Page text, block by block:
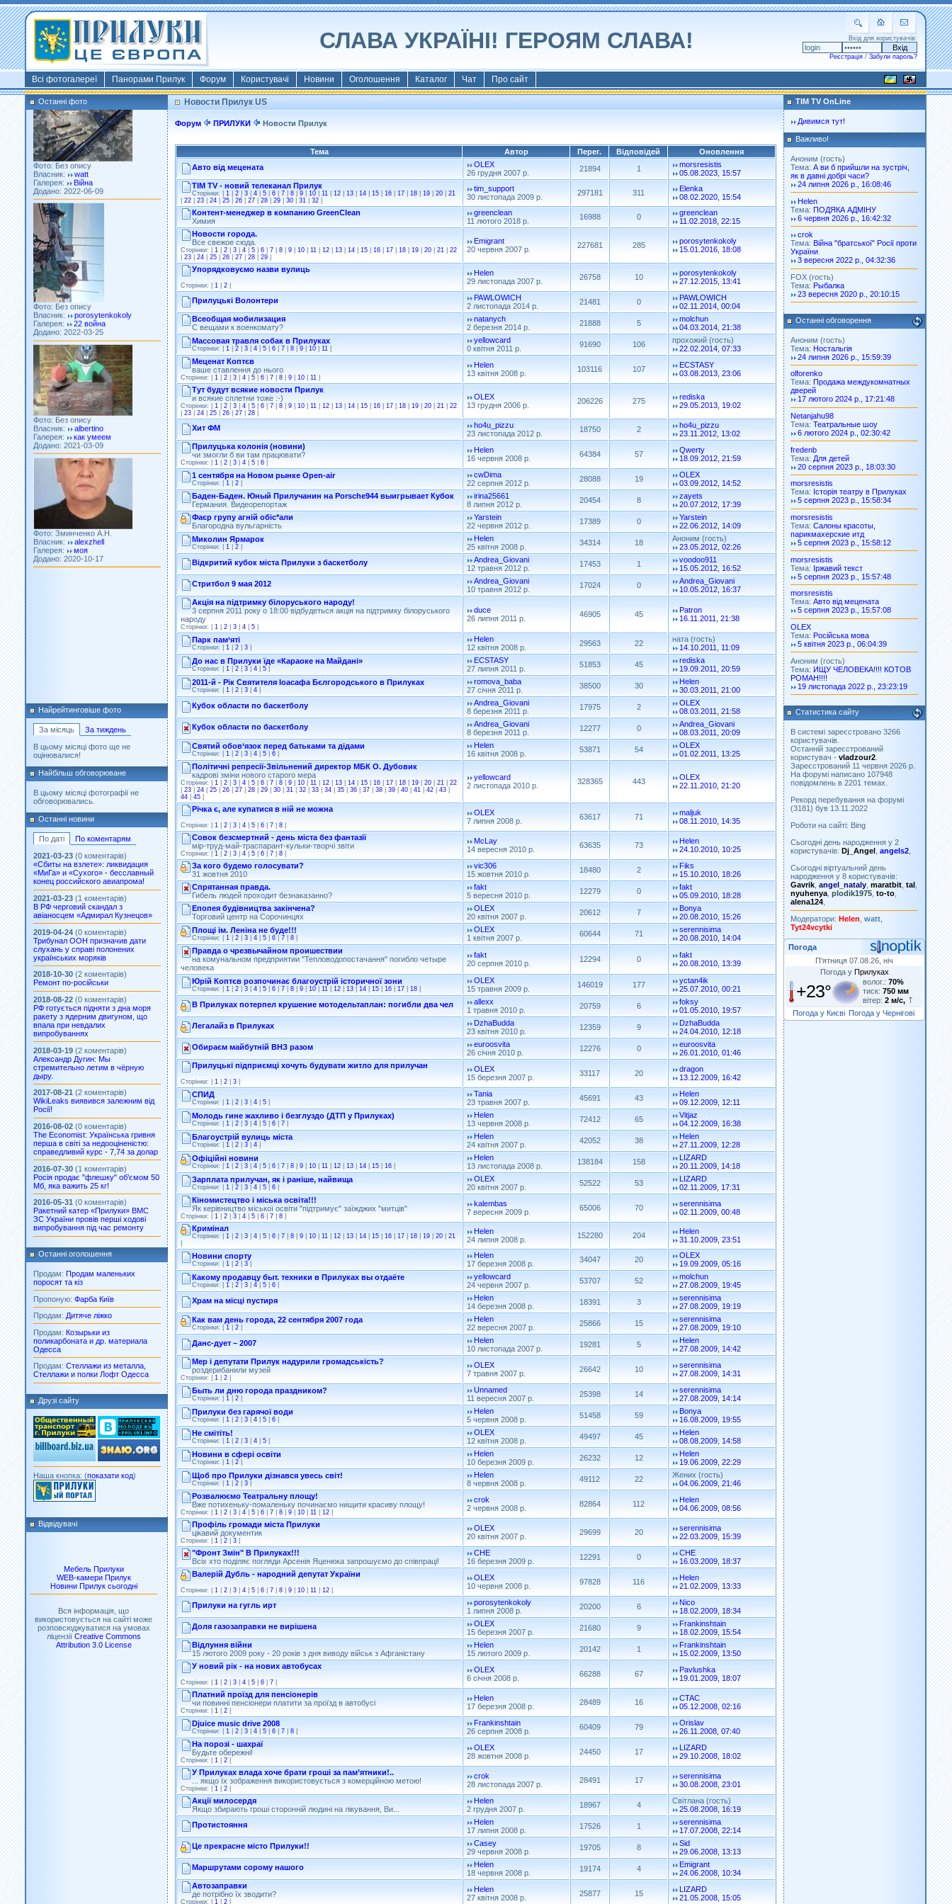
СЛАВА УКРАЇНІ! ГЕРОЯМ СЛАВА! Вхід для користувачів:
Реєстрація / Забули пароль?
Всі фотогалереї Панорами Прилук Форум Користувачі Новини Оголошення Каталог Чат Про сайт
Останні фото
Фото: Київ 2022
Власник:
morsresistis
Галерея:
Templates
Додано: 2022-11-13
Фото: Без опису
Власник:
watt
Галерея:
Війна
Додано: 2022-06-09
Фото: Без опису
Власник:
Галерея:
22 война
Додано: 2022-03-25
Фото: Без опису
Власник:
albertino
Галерея:
как умеем
Додано: 2021-03-09
Фото: Зминченко А.Н.
alexzhell
Галерея:
моя
Додано: 2020-10-17
Найрейтинговіше фото
За місяць
За тиждень
В цьому місяці фото ще не
оцінювалися!
Найбільш обговорюване
В цьому місяці фотографії не
обговорювались.
Останні новини
По даті
По коментарям
2021-03-23 (0 коментарів)
«Сбиты на взлете»: ликвидация
«МиГа» и «Сухого» - бесславный
конец российского авиапрома!
2021-03-23 (1 коментарів)
В РФ черговий скандал з
авіаносцем «Адмирал Кузнецов»
2019-04-24 (0 коментарів)
Трибунал ООН призначив дати
слухань у справі полонених
українських моряків
2018-10-30 (2 коментарів)
Ремонт по-російськи
2018-08-22 (0 коментарів)
РФ готується підняти з дна моря
ракету з ядерним двигуном, що
впала при невдалих
випробуваннях
2018-03-19 (2 коментарів)
Александр Дугин: Мы
стремительно летим в чёрную
дыру.
2017-08-21 (2 коментарів)
WikiLeaks виявився залежним від
Росії!
2016-08-02 (0 коментарів)
The Economist: Українська гривня
перша в світі за недооціненістю:
справедливий курс - 7,74 за долар
2016-07-30 (1 коментарів)
Росія продає "флешку" об’ємом 50
Мб, яка важить 25 кг!
2016-05-31 (0 коментарів)
Ракетний катер «Прилуки» ВМС
ЗС України провів перші ходові
випробування під час ремонту
Останні оголошення
Продам: Продам маленьких
поросят та кіз
Пропоную: Фарба Київ
Продам: Дитяче ліжко
Продам: Козырьки из
поликарбоната и др. материала
Одесса
Продам: Стеллажи из металла,
Стеллажи и полки Лофт Одесса
Друзі сайту
Наша кнопка: (показати код)
Відвідувачі
Мебель Прилуки
WEB-камери Прилук
Новини Прилук сьогодні
Вся інформація, що
використовується на сайті може
розповсюджуватися на умовах
ліцензії Creative Commons
Attribution 3.0 License
Новости Прилук US
Форум ПРИЛУКИ Новости Прилук
Тема Автор Перег. Відповідей
Оновлення
Авто від мецената
OLEX
26 грудня 2007 р.
21894 1
morsresistis
05.08.2023, 15:57
TIM TV - новий телеканал Прилук
Сторінки: | 1 2 3 4 5 6 7 8 9 10 11 12 13 14 15 16 17 18 19 20
21
22 23 24 25 26 27 28 29 30 31 32
tim_support
30 листопада 2009 р.
297181 311
Elenka
08.02.2020, 15:54
Контент-менеджер в компанию GreenClean
Химия
greenclean
11 лютого 2018 р.
16988 0
greenclean
11.02.2018, 22:15
Новости города.
Все свежое сюда.
Сторінки: | 1 2 3 4 5 6 7 8 9 10 11 12 13 14 15 16 17 18 19 20 21
22
23 24 25 26 27 28 29
Emigrant
20 червня 2007 р.
227681 285
porosytenkokoly
15.01.2016, 18:08
Упорядковуємо назви вулиць
Сторінки: | 1 2
Helen
29 листопада 2007 р.
26758 10
porosytenkokoly
27.12.2015, 13:41
Прилуцькі Волонтери
PAWLOWICH
2 листопада 2014 р.
21481 0
PAWLOWICH
02.11.2014, 00:04
Всеобщая мобилизация
С вещами к военкомату?
natanych
2 березня 2014 р.
21888 5
molchun
04.03.2014, 21:38
Массовая травля собак в Прилуках
Сторінки: | 1 2 3 4 5 6 7 8 9 10 11
yellowcard
0 квітня 2011 р.
91690 106
прохожий (гость)
22.02.2014, 07:33
Меценат Коптєв
ваше ставлення до нього
Сторінки: | 1 2 3 4 5 6 7 8 9 10 11
Helen
13 квітня 2008 р.
103116 107
ECSTASY
03.08.2013, 23:06
Тут будут всякие новости Прилук
и всякие сплетни тоже :-)
Сторінки: | 1 2 3 4 5 6 7 8 9 10 11 12 13 14 15 16 17 18 19 20 21
22
23 24 25 26 27 28
OLEX
13 грудня 2006 р.
206226 275
rediska
29.05.2013, 19:02
Хит ФМ
ho4u_pizzu
23 листопада 2012 р.
18750 2
ho4u_pizzu
23.11.2012, 13:02
Прилуцька колонія (новини)
чи змогли б ви там працювати?
Сторінки: | 1 2 3 4 5 6
Helen
16 червня 2008 р.
64384 57
Qwerty
18.09.2012, 21:59
1 сентября на Новом рынке Open-air
Сторінки: | 1 2
cwDima
22 серпня 2012 р.
28088 19
OLEX
03.09.2012, 14:52
Баден-Баден. Юный Прилучанин на Porsche944 выигрывает Кубок
Германия. Видеорепортаж
irina25661
8 липня 2012 р.
20454 8
zayets
20.07.2012, 17:39
Фаєр групу агній обіс*али
Благородна вульгарність
Yarstein
22 червня 2012 р.
17389 0
Yarstein
22.06.2012, 14:09
Миколин Ярмарок
Сторінки: | 1 2
Helen
25 квітня 2008 р.
34314 18
Аноним (гость)
23.05.2012, 02:26
Відкритий кубок міста Прилуки з баскетболу
Andrea_Giovani
12 травня 2012 р.
17453 1
voodoo911
15.05.2012, 16:52
Стритбол 9 мая 2012
Andrea_Giovani
10 травня 2012 р.
17024 0
Andrea_Giovani
10.05.2012, 16:37
Акція на підтримку білоруського народу!
3 серпня 2011 року о 18:00 відбудеться акція на підтримку білоруського
народу
Сторінки: | 1 2 3 4 5
duce
26 липня 2011 р.
46905 45
Patron
16.11.2011, 21:38
Парк пам‘яті
Сторінки: | 1 2 3
Helen
12 квітня 2008 р.
29563 22
ната (гость)
14.10.2011, 11:09
До нас в Прилуки їде «Караоке на Майдані»
Сторінки: | 1 2 3 4 5
ECSTASY
27 липня 2011 р.
51853 45
rediska
19.09.2011, 20:59
2011-й - Рік Святителя Іоасафа Бєлгородського в Прилуках
Сторінки: | 1 2 3 4
romova_baba
27 січня 2011 р.
38500 30
Helen
30.03.2011, 21:00
Кубок области по баскетболу
Andrea_Giovani
8 березня 2011 р.
17975 2
OLEX
08.03.2011, 21:58
Кубок области по баскетболу
Andrea_Giovani
8 березня 2011 р.
12277 0
Andrea_Giovani
08.03.2011, 20:09
Святий обов‘язок перед батьками та дідами
Сторінки: | 1 2 3 4 5 6
Helen
16 квітня 2008 р.
53871 54
OLEX
01.02.2011, 13:25
Політичні репресії-Звільнений директор МБК О. Дубовик
кадрові зміни нового старого мера
Сторінки: | 1 2 3 4 5 6 7 8 9 10 11 12 13 14 15 16 17 18 19 20 21
22
23 24 25 26 27 28 29 30 31 32 33 34 35 36 37 38 39 40 41 42 43
44
45
yellowcard
2 листопада 2010 р.
328365 443
OLEX
22.11.2010, 21:20
Річка є, але купатися в ній не можна
Сторінки: | 1 2 3 4 5 6 7 8
OLEX
7 липня 2008 р.
63617 71
maljuk
08.11.2010, 14:35
Совок безсмертний - день міста без фантазії
мір-труд-май-траспарант-кульки-творчі звіти
Сторінки: | 1 2 3 4 5 6 7 8
McLay
14 вересня 2010 р.
63635 73
Helen
24.10.2010, 10:25
За кого будемо голосувати?
31 жовтня 2010
vic306
15 жовтня 2010 р.
18480 2
Fiks
15.10.2010, 18:26
Спрятанная правда.
Гибель людей проходит безнаказанно?
fakt
5 вересня 2010 р.
12279 0
fakt
05.09.2010, 18:28
Епопея будівництва закінчена?
Торговий центр на Сорочинцях
OLEX
20 квітня 2007 р.
20612 7
Bonya
20.08.2010, 15:26
Площі ім. Леніна не буде!!!
Сторінки: | 1 2 3 4 5 6 7 8
OLEX
1 квітня 2007 р.
60644 71
serennisima
20.08.2010, 14:04
Правда о чрезвычайном проишествии
на комунальном предприятии "Тепловодопостачання" погибло четыре
человека
fakt
20 серпня 2010 р.
12294 0
fakt
20.08.2010, 13:39
Юрій Коптєв розпочинає благоустрій історичної зони
Сторінки: | 1 2 3 4 5 6 7 8 9 10 11 12 13 14 15 16 17 18
OLEX
15 травня 2009 р.
146019 177
yctan4ik
25.07.2010, 00:21
В Прилуках потерпел крушение мотодельтаплан: погибли два чел
allexx
1 травня 2010 р.
20759 6
foksy
01.05.2010, 19:57
Легалайз в Прилуках
DzhaBudda
23 квітня 2010 р.
12359 9
DzhaBudda
24.04.2010, 12:18
Обираєм майбутній ВНЗ разом
euroosvita
26 січня 2010 р.
12276 0
euroosvita
26.01.2010, 01:46
Прилуцькі підприємці хочуть будувати житло для прилучан
Сторінки: | 1 2 3
OLEX
15 березня 2007 р.
33117 20
dragon
13.12.2009, 16:42
СПИД
Сторінки: | 1 2 3 4 5
Tania
23 травня 2007 р.
45691 43
Helen
09.12.2009, 12:11
Молодь гине жахливо і безглуздо (ДТП у Прилуках)
Сторінки: | 1 2 3 4 5 6 7
Helen
13 червня 2008 р.
72412 65
Vitjaz
04.12.2009, 16:38
Благоустрій вулиць міста
Сторінки: | 1 2 3 4
Helen
24 квітня 2007 р.
42052 38
Helen
27.11.2009, 12:28
Офіційні новини
Сторінки: | 1 2 3 4 5 6 7 8 9 10 11 12 13 14 15 16
Helen
13 листопада 2008 р.
138184 158
LIZARD
20.11.2009, 14:18
Зарплата прилучан, як і раніше, найвища
Сторінки: | 1 2 3 4 5 6
OLEX
20 квітня 2007 р.
52522 53
LIZARD
02.11.2009, 17:31
Кіномистецтво і міська освіта!!!
Як керівництво міської освіти "підтримує" заїжджих "митців"
Сторінки: | 1 2 3 4 5 6 7 8
kalembas
7 вересня 2009 р.
65006 70
serennisima
02.11.2009, 00:48
Кримінал
Сторінки: | 1 2 3 4 5 6 7 8 9 10 11 12 13 14 15 16 17 18 19 20
21
Helen
24 липня 2008 р.
152280 204
Helen
31.10.2009, 23:51
Новини спорту
Сторінки: | 1 2 3
Helen
17 березня 2008 р.
34047 20
OLEX
19.09.2009, 05:16
Какому продавцу быт. техники в Прилуках вы отдаёте
Сторінки: | 1 2 3 4 5 6
yellowcard
24 червня 2007 р.
53707 52
molchun
27.08.2009, 19:45
Храм на місці пустиря
Helen
14 березня 2008 р.
18391 3
serennisima
27.08.2009, 19:19
Как вам день города, 22 сентября 2007 года
Сторінки: | 1 2
Helen
22 вересня 2007 р.
25866 15
serennisima
27.08.2009, 19:10
Данс-дует – 2007
Helen
10 листопада 2007 р.
19281 5
Helen
27.08.2009, 14:42
Мер і депутати Прилук надурили громадськість?
роздерибанили музей
Сторінки: | 1 2
OLEX
7 травня 2007 р.
26642 10
serennisima
27.08.2009, 14:31
Быть ли дню города праздником?
Сторінки: | 1 2
Unnamed
11 вересня 2007 р.
25398 14
serennisima
27.08.2009, 14:14
Прилуки без гарячої води
Сторінки: | 1 2 3 4 5 6
Helen
5 червня 2008 р.
51458 59
Bonya
16.08.2009, 19:55
Не смітіть!
Сторінки: | 1 2 3 4 5
OLEX
12 квітня 2008 р.
49497 45
Helen
08.08.2009, 14:58
Новини в сфері освіти
Сторінки: | 1 2
Helen
10 березня 2009 р.
26232 12
Helen
19.06.2009, 22:29
Щоб про Прилуки дізнався увесь світ!
Сторінки: | 1 2 3
Helen
8 червня 2008 р.
49112 22
Жених (гость)
04.06.2009, 21:46
Розвалюємо Театральну площу!
Вже потихеньку-помаленьку починаємо нищити красиву площу!
Сторінки: | 1 2 3 4 5 6 7 8 9 10 11 12
crok
2 червня 2008 р.
82864 112
Helen
04.06.2009, 08:56
Профіль громади міста Прилуки
цікавий документик
Сторінки: | 1 2 3
OLEX
20 квітня 2007 р.
29699 20
serennisima
22.03.2009, 15:39
"Фронт Змін" В Прилуках!!!
Всіх хто поділяє погляди Арсенія Яценюка запрошуємо до співпраці!
CHE
16 березня 2009 р.
12291 0
CHE
16.03.2009, 18:37
Валерій Дубль - народний депутат України
Сторінки: | 1 2 3 4 5 6 7 8 9 10 11 12
OLEX
10 червня 2008 р.
97828 116
Helen
21.02.2009, 13:33
Прилуки на гугль ирт
porosytenkokoly
1 липня 2008 р.
20200 6
Nico
18.02.2009, 18:34
Доля газозаправки не вирішена
OLEX
15 березня 2007 р.
21680 9
Frankinshtain
18.02.2009, 15:54
Відлуння війни
15 лютого 2009 року - 20 років з дня виводу військ з Афганістану
Helen
15 лютого 2009 р.
20142 1
Frankinshtain
15.02.2009, 13:50
У новий рік - на нових автобусах
Сторінки: | 1 2 3 4 5 6 7
OLEX
6 січня 2008 р.
66288 67
Pavlushka
19.01.2009, 18:07
Платний проїзд для пенсіонерів
чи повинні пенсіонери платити за проїзд в автобусі
Сторінки: | 1 2
Helen
17 березня 2008 р.
28489 16
CTAC
05.12.2008, 02:16
Djuice music drive 2008
Сторінки: | 1 2 3 4 5 6 7 8
Frankinshtain
26 серпня 2008 р.
60409 79
Orislav
26.11.2008, 07:40
На порозі - шахраї
Будьте обережні!
Сторінки: | 1 2
OLEX
28 жовтня 2008 р.
24450 17
LIZARD
29.10.2008, 18:02
У Прилуках влада хоче брати гроші за пам’ятники!..
... якщо їх зображення використовується з комерційною метою!
Сторінки: | 1 2
crok
28 листопада 2007 р.
28491 17
serennisima
30.08.2008, 23:01
Акції милосердя
Якщо збирають гроші сторонній людині на лікування, Ви...
Helen
2 грудня 2007 р.
18967 4
Світлана (гость)
25.08.2008, 16:19
Протистояння
Helen
17 липня 2008 р.
17526 1
serennisima
17.07.2008, 22:14
Це прекрасне місто Прилуки!!
Casey
29 червня 2008 р.
19705 8
Sid
29.06.2008, 13:13
Маршрутами сорому нашого
Helen
18 червня 2008 р.
19174 4
Emigrant
24.06.2008, 10:34
Автозаправки
де потрібно їх зводити?
Сторінки: | 1 2
Helen
27 квітня 2008 р.
25877 15
LIZARD
21.05.2008, 15:05
TIM TV OnLine
Дивимся тут!
Важливо!
Аноним (гость)
Тема: А ви б прийшли на зустріч,
як в давні добрі часи?
24 липня 2026 р., 16:08:46
Helen
Тема: ПОДЯКА АДМІНУ
6 червня 2026 р., 16:42:32
crok
Тема: Війна "братської" Росії проти
України
3 вересня 2022 р., 04:32:36
FOX (гость)
Тема: Рыбалка
23 вересня 2020 р., 20:10:15
Останні обговорення
Аноним (гость)
Тема: Ностальгія
24 липня 2026 р., 15:59:39
olforenko
Тема: Продажа междукомнатных
дверей
17 лютого 2024 р., 17:21:48
Netanjahu98
Тема: Театральные шоу
6 лютого 2024 р., 02:30:42
fredenb
Тема: Для детей
20 серпня 2023 р., 18:03:30
morsresistis
Тема: Історія театру в Прилуках
5 серпня 2023 р., 15:58:34
morsresistis
Тема: Салоны красоты,
парикмахерские итд
5 серпня 2023 р., 15:58:12
morsresistis
Тема: Іржавий текст
5 серпня 2023 р., 15:57:48
morsresistis
Тема: Авто від мецената
5 серпня 2023 р., 15:57:08
OLEX
Тема: Російська мова
5 квітня 2023 р., 06:04:39
Аноним (гость)
Тема: ИЩУ ЧЕЛОВЕКА!!!! КОТОВ
РОМАН!!!!
19 листопада 2022 р., 23:23:19
Статистика сайту
В системі зареєстровано 3266
користувачів.
Останній зареєстрований
користувач - vladzour2
Зареєстрований 11 червня 2026 р.
На форумі написано 107948
повідомлень в 2201 темах.
Рекорд перебування на форумі
(3181) був 13.11.2022
Роботи на сайті: Bing
Сьогодні день народження у 2
користувачів: Dj_Angel angels2
Сьогодні віртуальний день
народження у 8 користувачів:
Gavrik angel_nataly maratbit tal
nyuhenya plodik1975 to-to
alena124
Модератори: Helen watt
Tyt24vcytki
Погода
П'ятниця 07.08.26, ніч
Погода у Прилуках
+23° волог.: 70%
тиск: 750 мм
вітер: 2 м/с,
Погода у Києві Погода у Чернігові